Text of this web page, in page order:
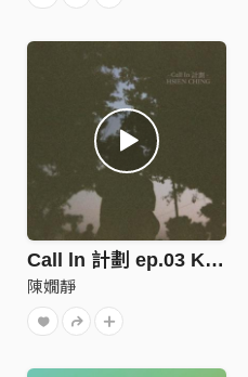
Call ln 計劃 ep.03 Keep Up
陳嫺靜